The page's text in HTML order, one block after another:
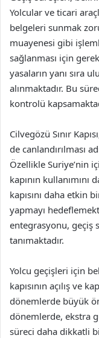
Yolcular ve ticari
belgeleri sunmak
muayenesi gibi
sağlanması için
yasaların yanı sıra
alınmaktadır. Bu
kontrolü
Cilvegözü Sınır
de canlandırılması
Özellikle Suriye’nin
kapının kullanımını
kapısını daha etkin
yapmayı
entegrasyonu, geçiş
tanımaktadır.
Yolcu geçişleri için
kapısının açılış ve
dönemlerde büyük
dönemlerde, ekstra
süreci daha dikkatli